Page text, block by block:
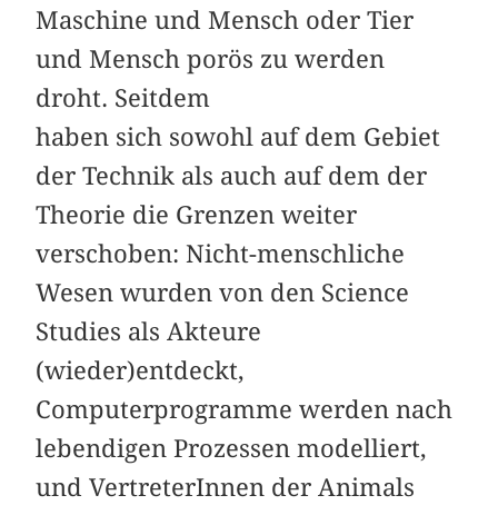
Maschine und Mensch oder Tier
und Mensch porös zu werden
droht. Seitdem
haben sich sowohl auf dem Gebiet
der Technik als auch auf dem der
Theorie die Grenzen weiter
verschoben: Nicht-menschliche
Wesen wurden von den Science
Studies als Akteure
(wieder)entdeckt,
Computerprogramme werden nach
lebendigen Prozessen modelliert,
und VertreterInnen der Animals